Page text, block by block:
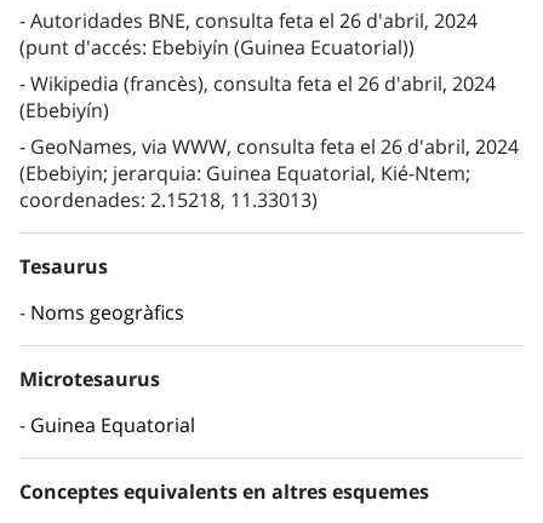
Autoridades BNE, consulta feta el 26 d'abril, 2024
(punt d'accés: Ebebiyín (Guinea Ecuatorial))
Wikipedia (francès), consulta feta el 26 d'abril, 2024
(Ebebiyín)
GeoNames, via WWW, consulta feta el 26 d'abril, 2024
(Ebebiyin; jerarquia: Guinea Equatorial, Kié-Ntem;
coordenades: 2.15218, 11.33013)
Tesaurus
Noms geogràfics
Microtesaurus
Guinea Equatorial
Conceptes equivalents en altres esquemes